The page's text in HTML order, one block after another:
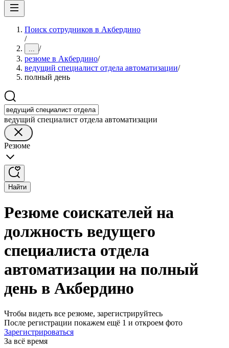
Поиск сотрудников в Акбердино
/
... /
резюме в Акбердино/
ведущий специалист отдела автоматизации/
полный день
ведущий специалист отдела автоматизации
Резюме
Найти
Резюме соискателей на
должность ведущего
специалиста отдела
автоматизации на полный
день в Акбердино
Чтобы видеть все резюме, зарегистрируйтесь
После регистрации покажем ещё 1 и откроем фото
Зарегистрироваться
За всё время